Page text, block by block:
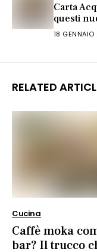
Carta
questi
18
RELATED
Cucina
Caffè moka
bar? Il trucco